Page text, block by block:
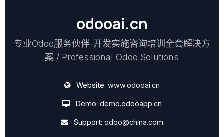
odooai.cn
专业Odoo服务伙伴-开发实施咨询培训全套解决方
案 / Professional Odoo Solutions
Website: www.odooai.cn
Demo: demo.odooapp.cn
Support: odoo@china.com